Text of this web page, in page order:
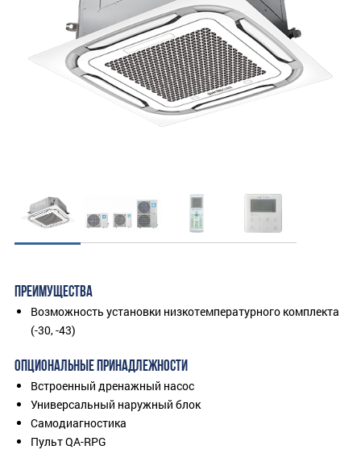
ПРЕИМУЩЕСТВА
Возможность установки низкотемпературного комплекта
(-30, -43)
ОПЦИОНАЛЬНЫЕ ПРИНАДЛЕЖНОСТИ
Встроенный дренажный насос
Универсальный наружный блок
Самодиагностика
Пульт QA-RPG